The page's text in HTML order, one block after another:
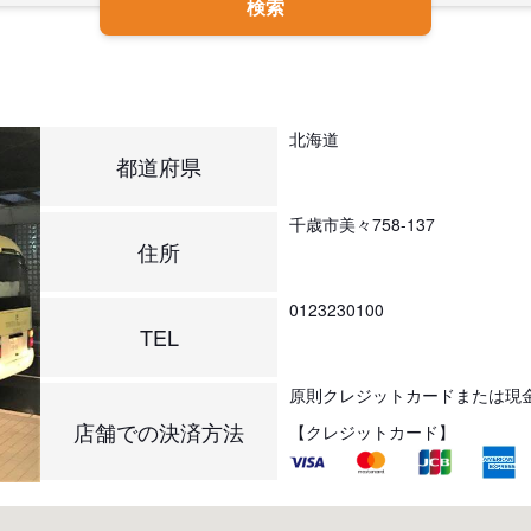
検索
都道府県
北海道
住所
千歳市美々758-137
TEL
0123230100
店舗での決済方法
原則クレジットカードまたは現
【クレジットカード】